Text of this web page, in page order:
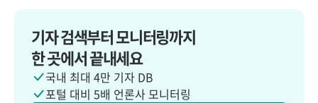
기자 검색부터 모니터링까지
한 곳에서 끝내세요
국내 최대 4만 기자 DB
포털 대비 5배 언론사 모니터링